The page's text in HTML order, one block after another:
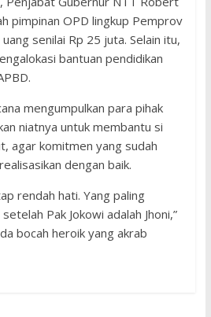
pimpinan OPD lingkup Pemprov
senilai Rp 25 juta. Selain itu,
bantuan pendidikan
mengumpulkan para pihak
niatnya untuk membantu si
agar komitmen yang sudah
dengan baik.
rendah hati. Yang paling
Pak Jokowi adalah Jhoni,”
bocah heroik yang akrab